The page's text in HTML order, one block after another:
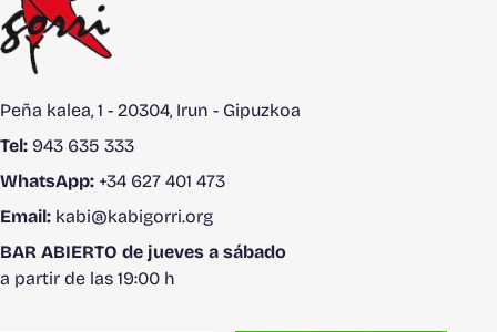
Peña kalea, 1 - 20304, Irun - Gipuzkoa
Tel: 943 635 333
WhatsApp: +34 627 401 473
Email: kabi@kabigorri.org
BAR ABIERTO de jueves a sábado
a partir de las 19:00 h